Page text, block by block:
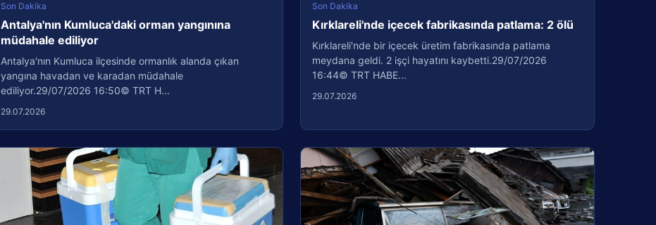
Son Dakika
Antalya'nın Kumluca'daki orman yangınına
müdahale ediliyor
Antalya'nın Kumluca ilçesinde ormanlık alanda çıkan
yangına havadan ve karadan müdahale
ediliyor.29/07/2026 16:50© TRT H...
29.07.2026
Son Dakika
Kırklareli'nde içecek fabrikasında patlama: 2 ölü
Kırklareli'nde bir içecek üretim fabrikasında patlama
meydana geldi. 2 işçi hayatını kaybetti.29/07/2026
16:44© TRT HABE...
29.07.2026